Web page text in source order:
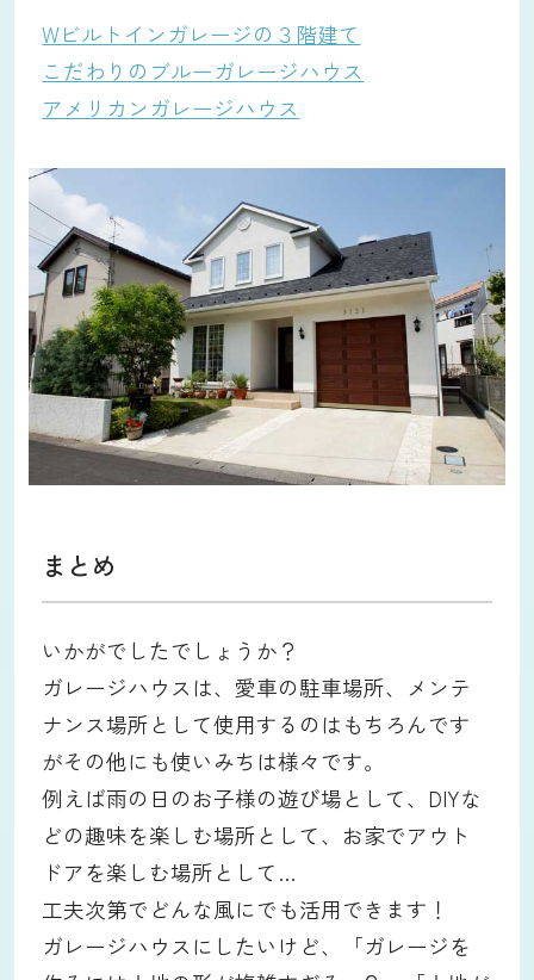
Wビルトインガレージの３階建て
こだわりのブルーガレージハウス
アメリカンガレージハウス
まとめ
いかがでしたでしょうか？
ガレージハウスは、愛車の駐車場所、メンテ
ナンス場所として使用するのはもちろんです
がその他にも使いみちは様々です。
例えば雨の日のお子様の遊び場として、DIYな
どの趣味を楽しむ場所として、お家でアウト
ドアを楽しむ場所として…
工夫次第でどんな風にでも活用できます！
ガレージハウスにしたいけど、「ガレージを